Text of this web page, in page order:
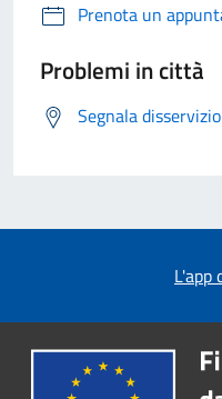
Prenota un
Problemi in città
Segnala disservizio
L'app